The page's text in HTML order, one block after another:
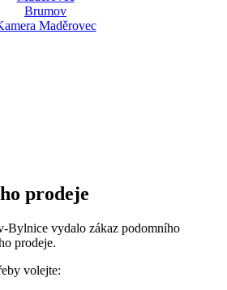
Brumov
Maděrovec
prodeje
Bylnice vydalo zákaz podomního
prodeje.
volejte: